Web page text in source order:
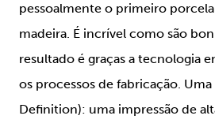
pessoalmente o primeiro
madeira. É incrível como são
resultado é graças a tecnologia
os processos de fabricação. Uma
Definition): uma impressão de